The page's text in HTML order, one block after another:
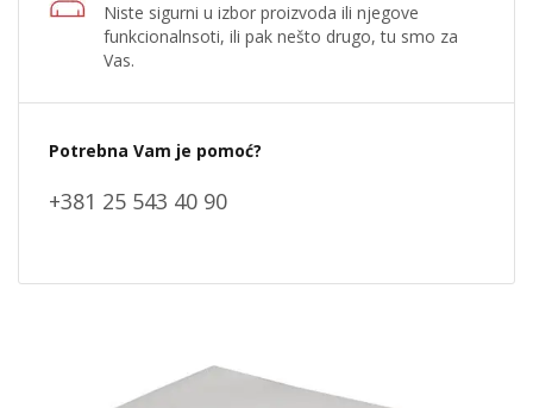
Niste sigurni u izbor proizvoda ili njegove
funkcionalnsoti, ili pak nešto drugo, tu smo za
Vas.
Potrebna Vam je pomoć?
+381 25 543 40 90